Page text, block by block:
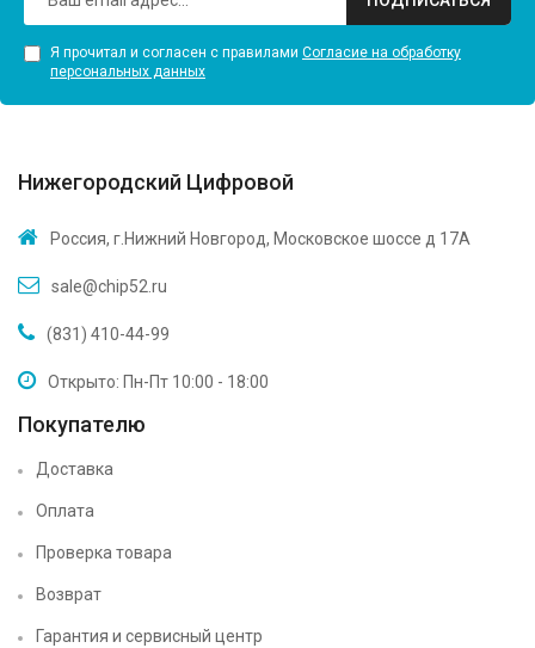
Я прочитал и согласен с правилами Согласие на обработку
персональных данных
Нижегородский Цифровой
Россия, г.Нижний Новгород, Московское шоссе д 17А
sale@chip52.ru
(831) 410-44-99
Открыто: Пн-Пт 10:00 - 18:00
Покупателю
Доставка
Оплата
Проверка товара
Возврат
Гарантия и сервисный центр